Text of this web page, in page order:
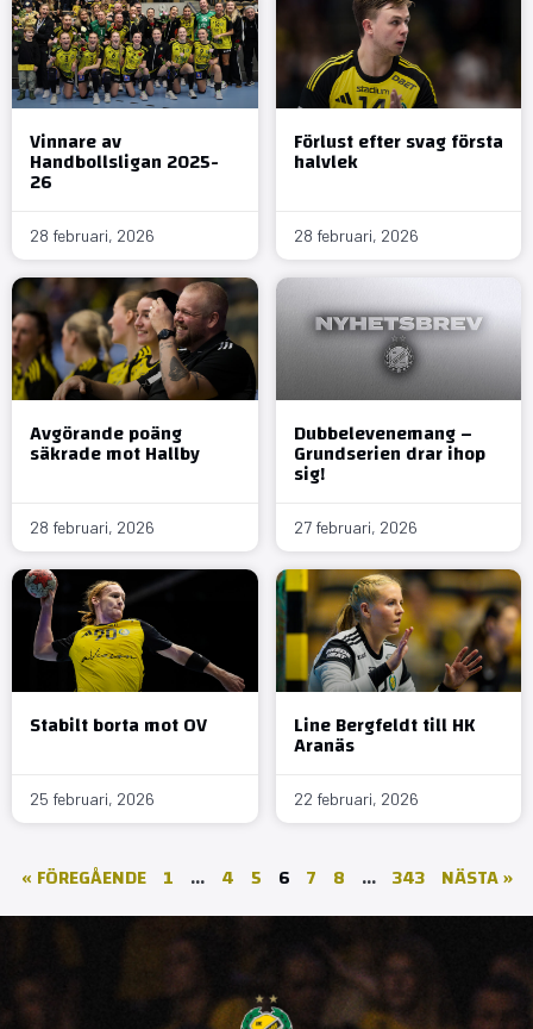
Vinnare av
Handbollsligan 2025-
26
28 februari, 2026
Förlust efter svag första
halvlek
28 februari, 2026
Avgörande poäng
säkrade mot Hallby
28 februari, 2026
Dubbelevenemang –
Grundserien drar ihop
sig!
27 februari, 2026
Stabilt borta mot OV
25 februari, 2026
Line Bergfeldt till HK
Aranäs
22 februari, 2026
« FÖREGÅENDE 1 … 4 5 6 7 8 … 343 NÄSTA »